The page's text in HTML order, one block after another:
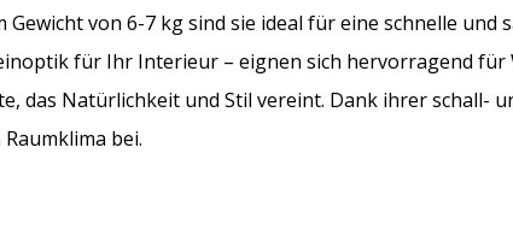
von 6-7 kg sind sie ideal für eine schnelle und
für Ihr Interieur – eignen sich hervorragend
das Natürlichkeit und Stil vereint. Dank ihrer schall-
bei.